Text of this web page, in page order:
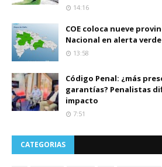
14:16
COE coloca nueve
Nacional en alerta
13:58
Código Penal: ¿más
garantías? Penalistas
impacto
7:51
CATEGORIAS